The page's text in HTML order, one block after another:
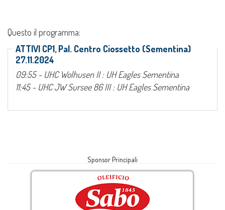
Questo il programma:
ATTIVI CP1, Pal. Centro Ciossetto (Sementina)
27.11.2024
09:55 - UHC Wolhusen II : UH Eagles Sementina
11:45 - UHC JW Sursee 86 III : UH Eagles Sementina
Sponsor Principali